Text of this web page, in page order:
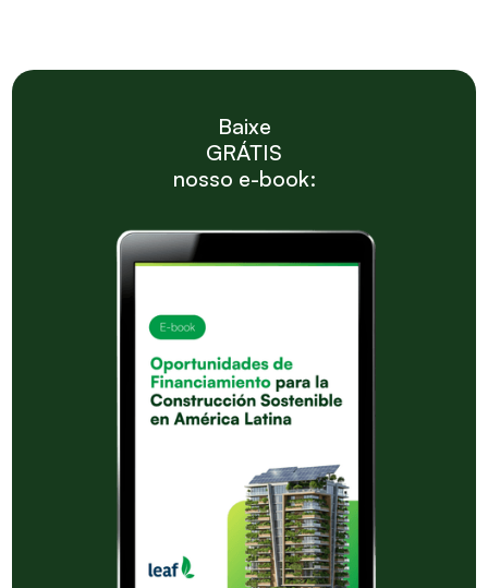
Baixe
GRÁTIS
nosso e-book: